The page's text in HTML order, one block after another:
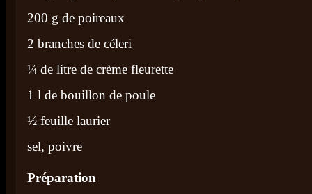
200 g de poireaux
2 branches de céleri
¼ de litre de crème fleurette
1 l de bouillon de poule
½ feuille laurier
sel, poivre
Préparation